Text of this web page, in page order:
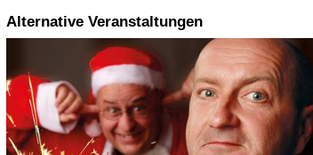
Alternative Veranstaltungen